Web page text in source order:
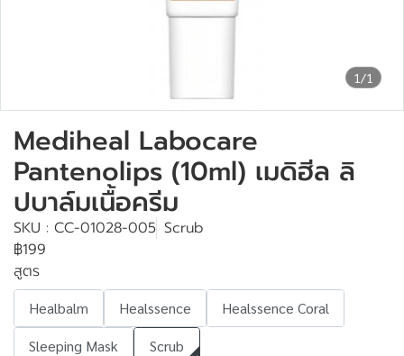
1/1
Mediheal Labocare
Pantenolips (10ml) เมดิฮีล ลิ
ปบาล์มเนื้อครีม
SKU : CC-01028-005 Scrub
฿199
สูตร
Healbalm Healssence
Healssence Coral
Sleeping Mask
Scrub